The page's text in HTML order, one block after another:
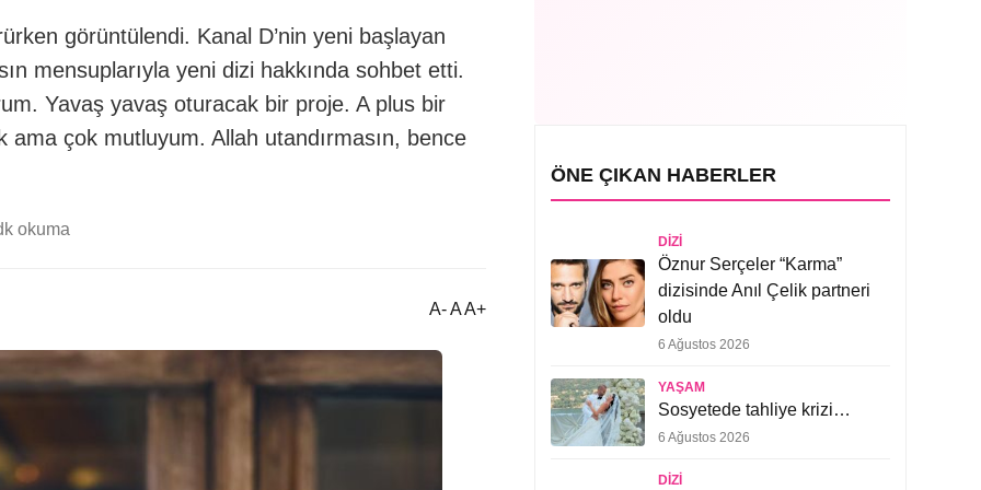
görüntülendi. Kanal D’nin yeni başlayan
mensuplarıyla yeni dizi hakkında sohbet etti.
Yavaş yavaş oturacak bir proje. A plus bir
çok mutluyum. Allah utandırmasın, bence
okuma
A- A A+
ÖNE ÇIKAN HABERLER
DIZI
Öznur Serçeler “Karma”
dizisinde Anıl Çelik partneri
oldu
6 Ağustos 2026
YAŞAM
Sosyetede tahliye krizi…
6 Ağustos 2026
DIZI